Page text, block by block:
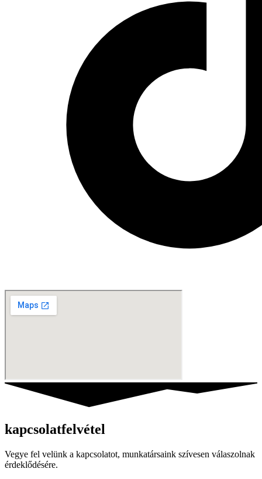
kapcsolatfelvétel
Vegye fel velünk a kapcsolatot, munkatársaink szívesen válaszolnak
érdeklődésére.